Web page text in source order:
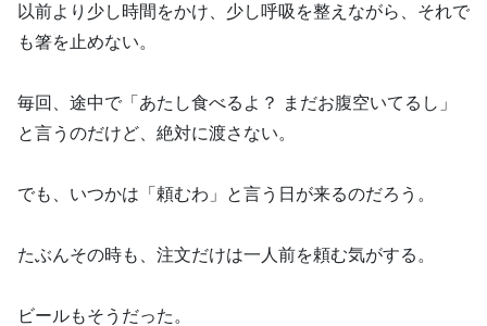
以前より少し時間をかけ、少し呼吸を整えながら、それで
も箸を止めない。
毎回、途中で「あたし食べるよ？ まだお腹空いてるし」
と言うのだけど、絶対に渡さない。
でも、いつかは「頼むわ」と言う日が来るのだろう。
たぶんその時も、注文だけは一人前を頼む気がする。
ビールもそうだった。